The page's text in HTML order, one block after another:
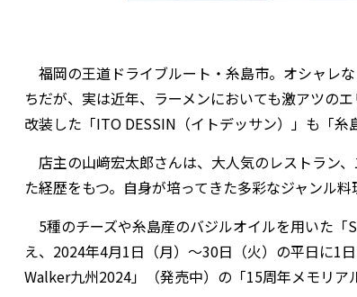
福岡の王道ドライブルート・糸島市。オシャレ
ちだが、実は近年、ラーメンにおいても激アツの
改装した「ITO DESSIN（イトデッサン）」も「糸
店主の山﨑宏太郎さんは、大人気のレストラン
た経歴をもつ。自身が培ってきた多彩なジャンル
5種のチーズや糸島産のバジルオイルを用いた
え、2024年4月1日（月）～30日（火）の平日に1
Walker九州2024」（発売中）の「15周年メモリア